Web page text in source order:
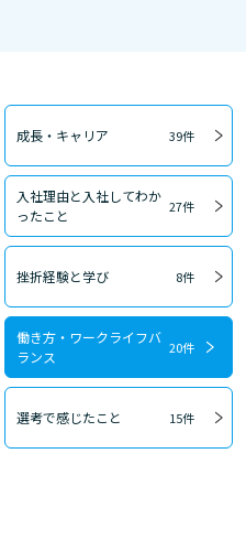
成長・キャリア 39件
入社理由と入社してわか
ったこと
27件
挫折経験と学び 8件
働き方・ワークライフバ
ランス
20件
選考で感じたこと 15件